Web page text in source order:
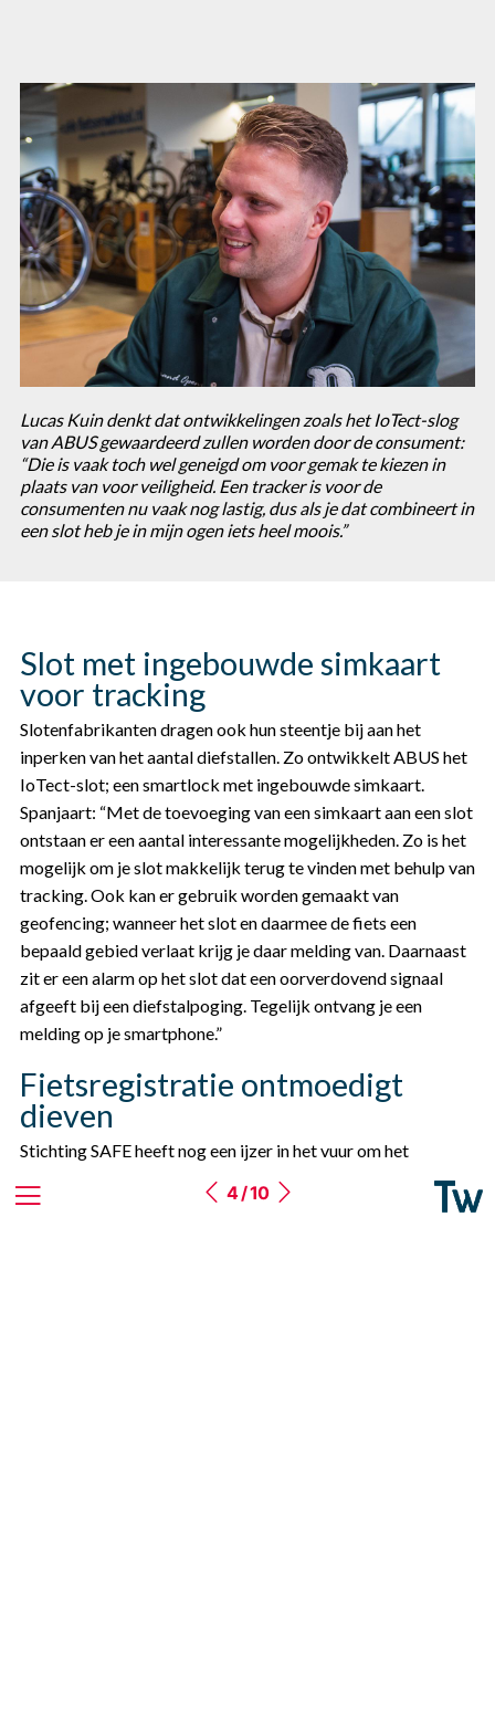
Lucas Kuin denkt dat ontwikkelingen zoals het IoTect-slog
van ABUS gewaardeerd zullen worden door de consument:
“Die is vaak toch wel geneigd om voor gemak te kiezen in
plaats van voor veiligheid. Een tracker is voor de
consumenten nu vaak nog lastig, dus als je dat combineert in
een slot heb je in mijn ogen iets heel moois.”
Slot met ingebouwde simkaart
voor tracking
Slotenfabrikanten dragen ook hun steentje bij aan het
inperken van het aantal diefstallen. Zo ontwikkelt ABUS het
IoTect-slot; een smartlock met ingebouwde simkaart.
Spanjaart: “Met de toevoeging van een simkaart aan een slot
ontstaan er een aantal interessante mogelijkheden. Zo is het
mogelijk om je slot makkelijk terug te vinden met behulp van
tracking. Ook kan er gebruik worden gemaakt van
geofencing; wanneer het slot en daarmee de fiets een
bepaald gebied verlaat krijg je daar melding van. Daarnaast
zit er een alarm op het slot dat een oorverdovend signaal
afgeeft bij een diefstalpoging. Tegelijk ontvang je een
melding op je smartphone.”
Fietsregistratie ontmoedigt
dieven
Stichting SAFE heeft nog een ijzer in het vuur om het
snelstijgende aantal (elektrische) fietsdiefstallen een halt toe
te roepen: verplichte registratie. Peter van den Brink:
4 / 10